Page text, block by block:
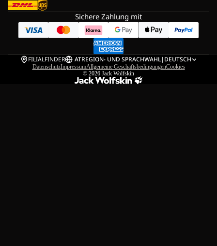
Sichere Zahlung mit
FILIALFINDER ATREGION- UND SPRACHWAHL| DEUTSCH
DatenschutzImpressumAllgemeine GeschäftsbedingungenCookies
© 2026 Jack Wolfskin